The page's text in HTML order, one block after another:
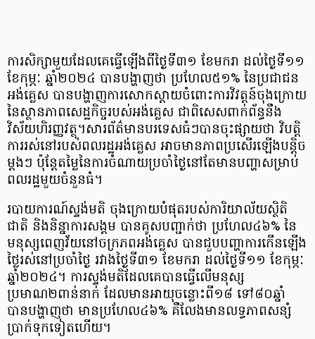
ការសិក្សាមួយដែលគេធ្វើឡើងពីថ្ងៃទី៣១ ខែមករា ដល់ថ្ងៃទី១១
ខែកុម្ភៈ ឆ្នាំ២០២៤ បានបង្ហាញថា ប្រហែល៥១% នៃប្រជាជន
អង់គ្លេស បានបង្ហាញការសោកស្តាយចំពោះការវិវត្តន៍ចុងក្រោយ
នៃស្ថានភាពសេដ្ឋកិច្ចរបស់អង់គ្លេស ជាពិសេសពាក់ព័ន្ធនឹង
វិស័យហិរញ្ញវត្ថុ។សារព័ត៌មានបរទេសធំៗបានចុះផ្សាយថា វិបត្តិ
ការរស់នៅរបស់ពលរដ្ឋអង់គ្លេស អាចមានភាពប្រសើរឡើងបន្តិច
ម្តងៗ ប៉ុន្តែតម្លៃនៃការចំណាយប្រចាំថ្ងៃនៅតែមានបញ្ហាសម្រាប់
ពលរដ្ឋមួយចំនួនធំ។
របាយការណ៍ស្ទង់មតិ ចុងក្រោយបំផុតរបស់ការិយាល័យស្ថិតិ
ជាតិ និងនិន្នាការសង្គម បានគូសបញ្ជាក់ថា ប្រហែល៤៦% នៃ
មនុស្សពេញវ័យនៅចក្រភពអង់គ្លេស បានជួបបញ្ហាការកើនឡើង
ថ្លៃរស់នៅប្រចាំថ្ងៃ រវាងថ្ងៃទី៣១ ខែមករា ដល់ថ្ងៃទី១១ ខែកុម្ភៈ
ឆ្នាំ២០២៤។ ការស្ទង់មតិដែលគេបានធ្វើលើមនុស្ស
ប្រមាណ២ពាន់នាក់ ដែលមានអាយុចន្លោះពី១៨ ទៅ៨០ឆ្នាំ
បានបង្ហាញថា មានប្រហែល៤៦% គឺលែងមានលទ្ធភាពសន្សំ
ប្រាក់ទុកទៀតហើយ។